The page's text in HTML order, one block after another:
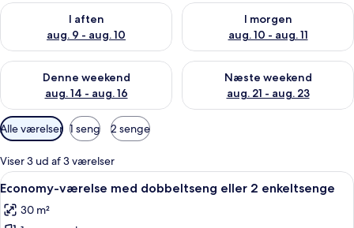
I aften
aug. 9 - aug. 10
Tjek tilgængelighed for i aften aug. 9 - aug. 10
I morgen
aug. 10 - aug. 11
Tjek tilgængelighed for i
Denne weekend
aug. 14 - aug. 16
Tjek tilgængelighed for denne weekend aug. 14 - aug. 16
Næste weekend
aug. 21 - aug. 23
Tjek tilgængelighed for næste
Tilgængelige
filtre
for
værelser
Alle værelser 1 seng 2 senge
Viser 3 ud af 3 værelser
Indlæs
alle
billeder
Et hotelværelse med en stor seng,
9
Economy-værelse med dobbeltseng eller 2 enkeltsenge
30 m²